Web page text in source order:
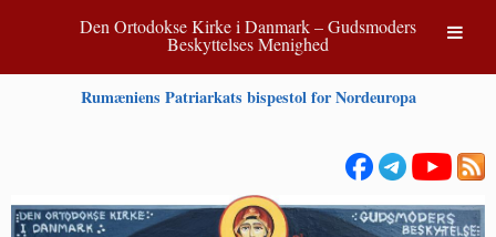
Den Ortodokse Kirke i Danmark – Gudsmoders
Beskyttelses Menighed
Rumæniens Patriarkats bispestol for Nordeuropa